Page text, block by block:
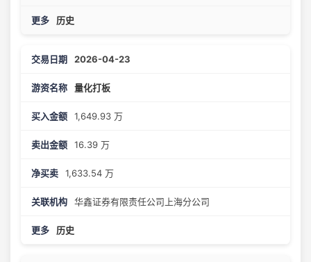
历史
2026-04-23
量化打板
1,649.93 万
16.39 万
1,633.54 万
华鑫证券有限责任公司上海分公司
历史